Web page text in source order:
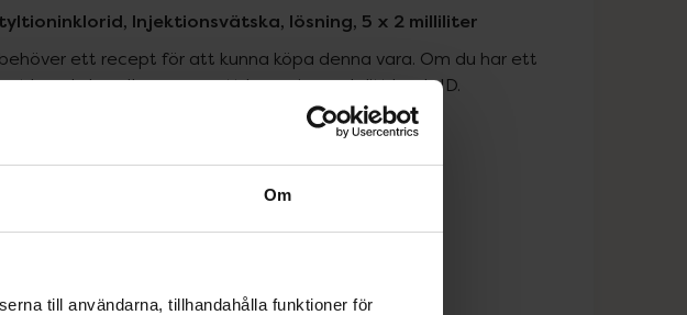
Om
till användarna, tillhandahålla funktioner för
Injektionsvätska, lösning, 5 x 2 milliliter
ett recept för att kunna köpa denna vara. Om du har ett
kan du handla genom att logga in med ditt bank-ID.
2148,73 kr
I apotek:2148,73 kr